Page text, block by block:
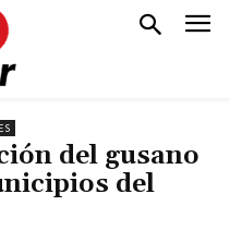
del gusano
del